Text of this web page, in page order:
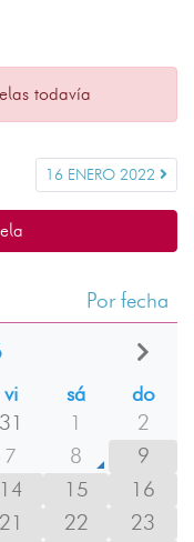
todavía
16 ENERO 2022
Por fecha
vi sá
do
31 1
2
7 8
9
14 15
16
21 22
23